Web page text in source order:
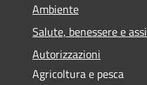
Ambiente
Salute, benessere e
Autorizzazioni
Agricoltura e pesca